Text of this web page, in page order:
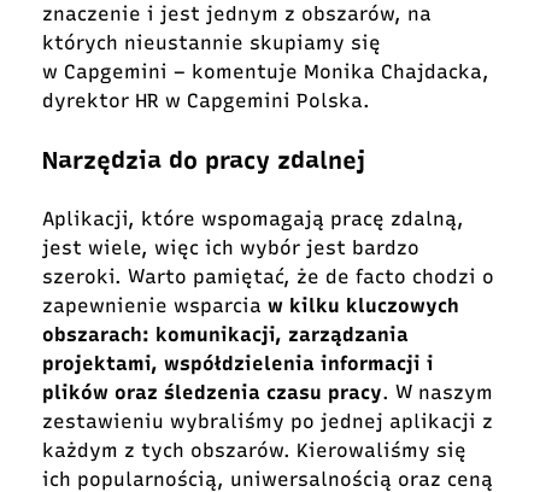
znaczenie i jest jednym z obszarów, na
których nieustannie skupiamy się
w Capgemini – komentuje Monika Chajdacka,
dyrektor HR w Capgemini Polska.
Narzędzia do pracy zdalnej
Aplikacji, które wspomagają pracę zdalną,
jest wiele, więc ich wybór jest bardzo
szeroki. Warto pamiętać, że de facto chodzi o
zapewnienie wsparcia w kilku kluczowych
obszarach: komunikacji, zarządzania
projektami, współdzielenia informacji i
plików oraz śledzenia czasu pracy. W naszym
zestawieniu wybraliśmy po jednej aplikacji z
każdym z tych obszarów. Kierowaliśmy się
ich popularnością, uniwersalnością oraz ceną